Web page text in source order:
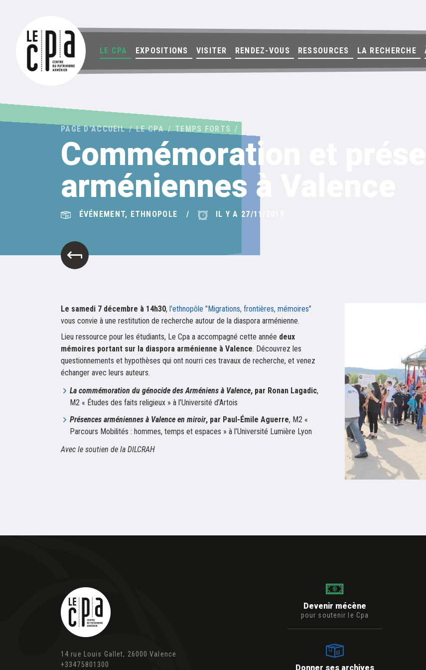
LE CPA EXPOSITIONS VISITER RENDEZ-VOUS RESSOURCES LA RECHERCHE
PAGE D'ACCUEIL LE CPA TEMPS FORTS
Commémoration et
arméniennes à Valence
ÉVÉNEMENT, ETHNOPOLE IL Y A 27/11/2019
Le samedi 7 décembre à 14h30, l'ethnopôle "Migrations, frontières, mémoires"
vous convie à une restitution de recherche autour de la diaspora arménienne.
Lieu ressource pour les étudiants, Le Cpa a accompagné cette année deux
mémoires portant sur la diaspora arménienne à Valence. Découvrez les
questionnements et hypothèses qui ont nourri ces travaux de recherche, et venez
échanger avec leurs auteurs.
La commémoration du génocide des Arméniens à Valence, par Ronan Lagadic,
M2 « Études des faits religieux » à l’Université d’Artois
Présences arméniennes à Valence en miroir, par Paul-Émile Aguerre, M2 «
Parcours Mobilités : hommes, temps et espaces » à l’Université Lumière Lyon
Avec le soutien de la DILCRAH
14 rue Louis Gallet, 26000 Valence
+33475801300
Devenir mécène
pour soutenir le Cpa